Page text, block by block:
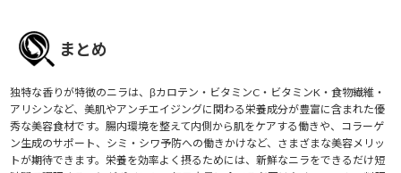
まとめ
独特な香りが特徴のニラは、βカロテン・ビタミンC・ビタミンK・食物繊維・
アリシンなど、美肌やアンチエイジングに関わる栄養成分が豊富に含まれた優
秀な美容食材です。腸内環境を整えて内側から肌をケアする働きや、コラーゲ
ン生成のサポート、シミ・シワ予防への働きかけなど、さまざまな美容メリッ
トが期待できます。栄養を効率よく摂るためには、新鮮なニラをできるだけ短